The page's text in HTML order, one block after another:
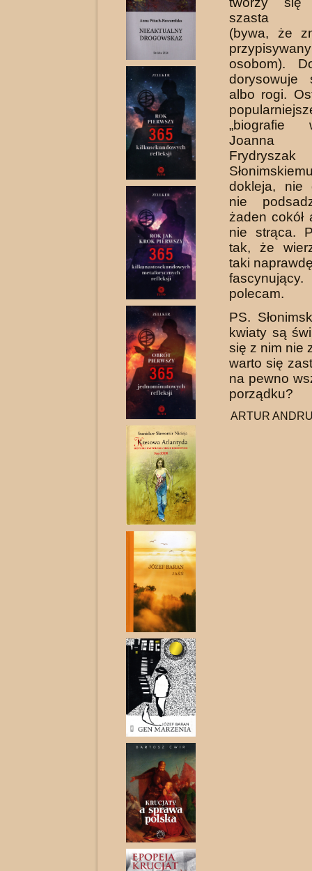
szasta
(bywa, że
osobom).
dorysowuje
albo rogi.
„biografie
Joanna
dokleja, nie
nie
żaden cokół
nie strąca.
tak, że
taki
polecam.
PS.
kwiaty są
się z nim nie
warto się
na pewno
porządku?
ARTUR